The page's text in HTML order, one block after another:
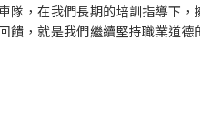
隊，在我們長期的培訓指導下
饋，就是我們繼續堅持職業道德